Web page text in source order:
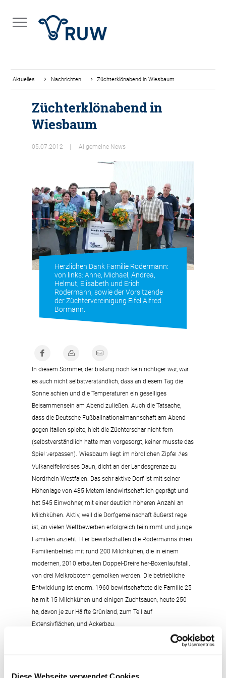
Diese Webseite verwendet Cookies
Aktuelles Nachrichten Züchterklönabend in Wiesbaum
Züchterklönabend in
Wiesbaum
05.07.2012 Allgemeine News
Herzlichen Dank Familie Rodermann:
von links: Anne, Michael, Andrea,
Helmut, Elisabeth und Erich
Rodermann, sowie der Vorsitzende
der Züchtervereinigung Eifel Alfred
Bormann.
In diesem Sommer, der bislang noch kein richtiger war, war
es auch nicht selbstverständlich, dass an diesem Tag die
Sonne schien und die Temperaturen ein geselliges
Beisammensein am Abend zuließen. Auch die Tatsache,
dass die Deutsche Fußballnationalmannschaft am Abend
gegen Italien spielte, hielt die Züchterschar nicht fern
(selbstverständlich hatte man vorgesorgt, keiner musste das
Spiel verpassen). Wiesbaum liegt im nördlichen Zipfel des
Vulkaneifelkreises Daun, dicht an der Landesgrenze zu
Nordrhein-Westfalen. Das sehr aktive Dorf ist mit seiner
Höhenlage von 485 Metern landwirtschaftlich geprägt und
hat 545 Einwohner, mit einer deutlich höheren Anzahl an
Milchkühen. Aktiv, weil die Dorfgemeinschaft äußerst rege
ist, an vielen Wettbewerben erfolgreich teilnimmt und junge
Familien anzieht. Hier bewirtschaften die Rodermanns ihren
Familienbetrieb mit rund 200 Milchkühen, die in einem
modernen, 2010 erbauten Doppel-Dreireiher-Boxenlaufstall,
von drei Melkrobotern gemolken werden. Die betriebliche
Entwicklung ist enorm: 1960 bewirtschaftete die Familie 25
ha mit 15 Milchkühen und einigen Zuchtsauen; heute 250
ha, davon je zur Hälfte Grünland, zum Teil auf
Extensivflächen, und Ackerbau.